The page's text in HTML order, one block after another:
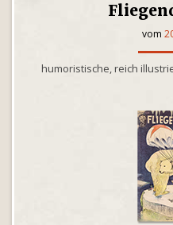
vom
humoristische, reich